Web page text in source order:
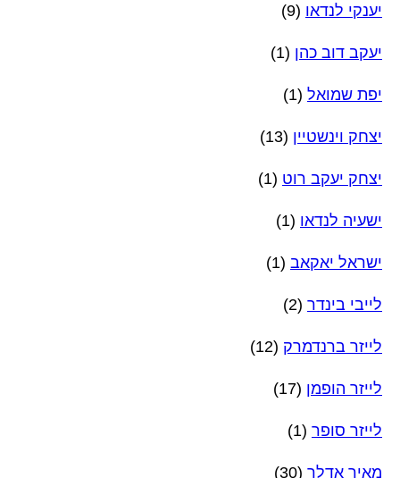
יענקי לנדאו (9)
יעקב דוב כהן (1)
יפת שמואל (1)
יצחק וינשטיין (13)
יצחק יעקב רוט (1)
ישעיה לנדאו (1)
ישראל יאקאב (1)
לייבי בינדר (2)
לייזר ברנדמרק (12)
לייזר הופמן (17)
לייזר סופר (1)
מאיר אדלר (30)